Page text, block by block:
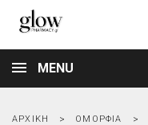
MENU
ΑΡΧΙΚΉ ΟΜΟΡΦΙΆ